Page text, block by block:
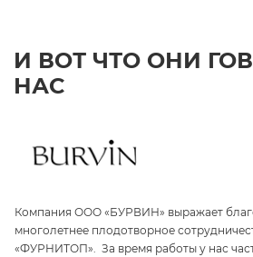
И ВОТ ЧТО ОНИ
НАС
Компания ООО «БУРВИН» выражает
многолетнее плодотворное
«ФУРНИТОП». За время работы у нас